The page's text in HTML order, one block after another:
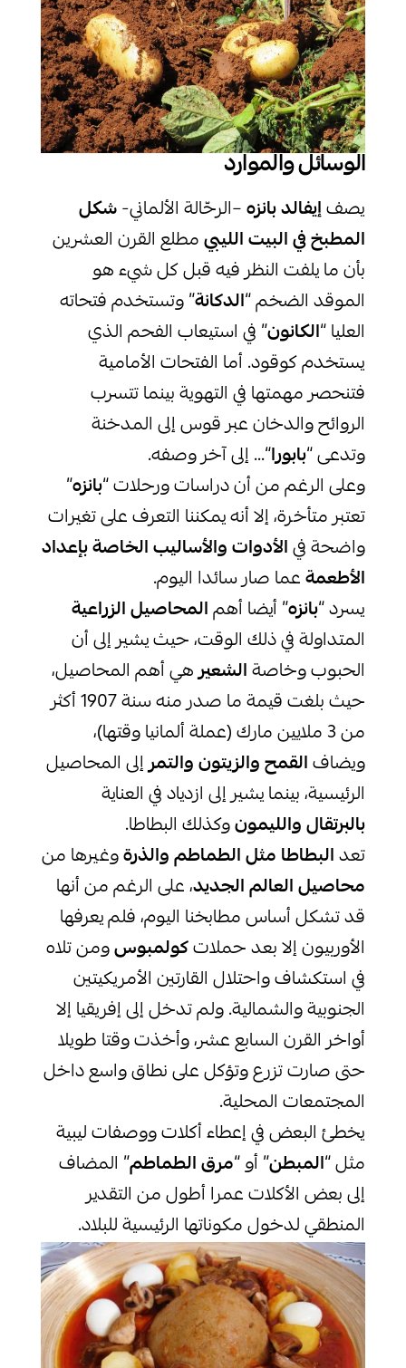
الوسائل والموارد
يصفإيفالد بانزه–الرحّالة الألماني-شكل
المطبخ في البيت الليبيمطلع القرن العشرين
بأن ما يلفت النظر فيه قبل كل شيء هو
الموقد الضخم “الدكانة” وتستخدم فتحاته
العليا “الكانون” في استيعاب الفحم الذي
يستخدم كوقود. أما الفتحات الأمامية
فتنحصر مهمتها في التهوية بينما تتسرب
الروائح والدخان عبر قوس إلى المدخنة
وتدعى “بابورا“… إلى آخر وصفه.
وعلى الرغم من أن دراسات ورحلات “بانزه”
تعتبر متأخرة، إلا أنه يمكننا التعرف على تغيرات
واضحة فيالأدوات والأساليب الخاصة بإعداد
الأطعمةعما صار سائدا اليوم.
يسرد “بانزه” أيضا أهمالمحاصيل الزراعية
المتداولة في ذلك الوقت، حيث يشير إلى أن
الحبوب وخاصةالشعيرهي أهم المحاصيل،
حيث بلغت قيمة ما صدر منه سنة 1907 أكثر
من 3 ملايين مارك (عملة ألمانيا وقتها)،
ويضافالقمح والزيتون والتمرإلى المحاصيل
الرئيسية، بينما يشير إلى ازدياد في العناية
بالبرتقال والليمونوكذلك البطاطا.
تعدالبطاطا مثل الطماطم والذرةوغيرها من
محاصيل العالم الجديد، على الرغم من أنها
قد تشكل أساس مطابخنا اليوم، فلم يعرفها
الأوربيون إلا بعد حملاتكولمبوسومن تلاه
في استكشاف واحتلال القارتين الأمريكيتين
الجنوبية والشمالية. ولم تدخل إلى إفريقيا إلا
أواخر القرن السابع عشر، وأخذت وقتا طويلا
حتى صارت تزرع وتؤكل على نطاق واسع داخل
المجتمعات المحلية.
يخطئ البعض في إعطاء أكلات ووصفات ليبية
مثل “المبطن” أو “مرق الطماطم” المضاف
إلى بعض الأكلات عمرا أطول من التقدير
المنطقي لدخول مكوناتها الرئيسية للبلاد.